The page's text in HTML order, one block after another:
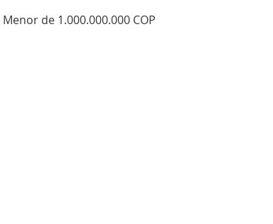
Menor de 1.000.000.000 COP